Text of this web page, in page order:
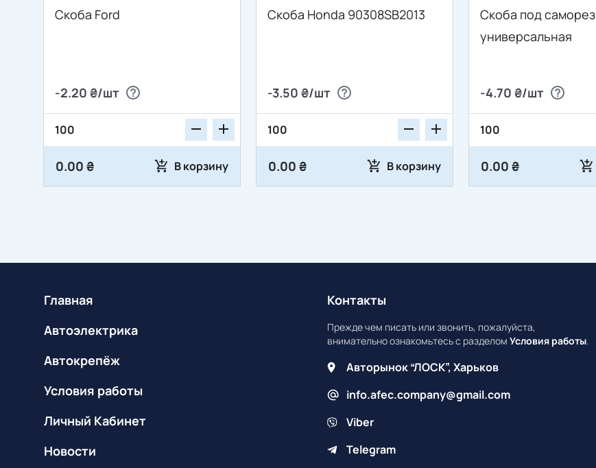
Скоба Ford
-2.20 ₴/шт
0.00 ₴ В корзину
Скоба Honda 90308SB2013
-3.50 ₴/шт
0.00 ₴ В корзину
Скоба под саморез
универсальная
-4.70 ₴/шт
0.00 ₴
Главная
Автоэлектрика
Автокрепёж
Условия работы
Личный Кабинет
Новости
Контакты
Прежде чем писать или звонить, пожалуйста,
внимательно ознакомьтесь с разделомУсловия работы.
Авторынок “ЛОСК”, Харьков
info.afec.company@gmail.com
Viber
Telegram